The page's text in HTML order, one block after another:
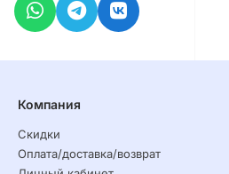
Компания
Скидки
Оплата/доставка/возврат